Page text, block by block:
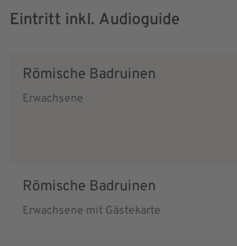
Eintritt inkl. Audioguide
Römische Badruinen
Erwachsene
Römische Badruinen
Erwachsene mit Gästekarte